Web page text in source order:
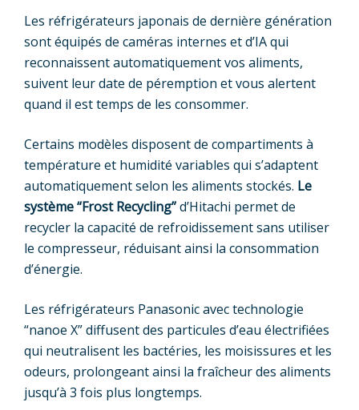
Les réfrigérateurs japonais de dernière génération
sont équipés de caméras internes et d’IA qui
reconnaissent automatiquement vos aliments,
suivent leur date de péremption et vous alertent
quand il est temps de les consommer.
Certains modèles disposent de compartiments à
température et humidité variables qui s’adaptent
automatiquement selon les aliments stockés. Le
système “Frost Recycling”d’Hitachi permet de
recycler la capacité de refroidissement sans utiliser
le compresseur, réduisant ainsi la consommation
d’énergie.
Les réfrigérateurs Panasonic avec technologie
“nanoe X” diffusent des particules d’eau électrifiées
qui neutralisent les bactéries, les moisissures et les
odeurs, prolongeant ainsi la fraîcheur des aliments
jusqu’à 3 fois plus longtemps.